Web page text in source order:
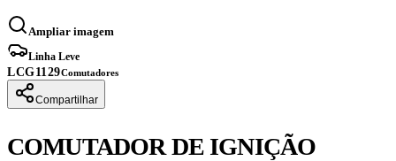
Ampliar imagem
Linha Leve
LCG1129Comutadores
Compartilhar
COMUTADOR DE IGNIÇÃO